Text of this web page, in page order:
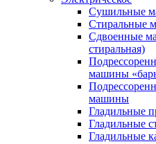
Сушильные
Стиральные
Сдвоенные
стиральная)
машины
машины
Гладильные
Гладильные
Гладильные